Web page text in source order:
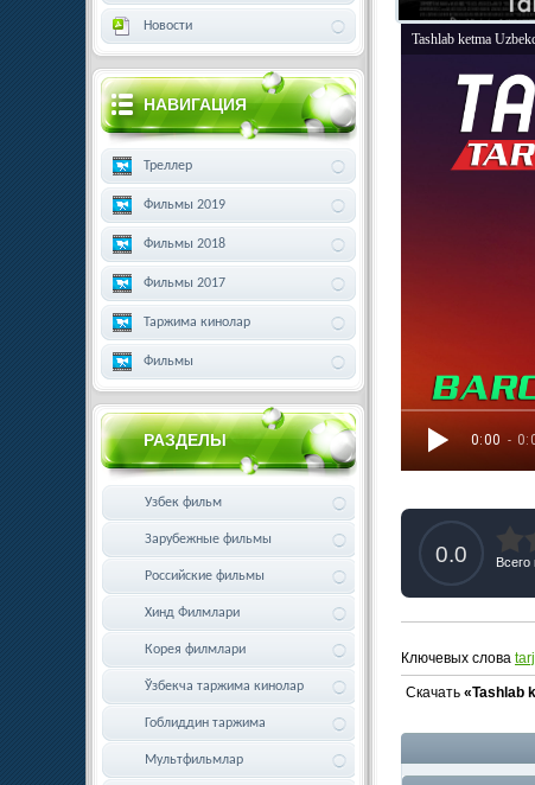
0:00 -
Tashlab ketma
0.0 Всего
Ключевых слова
Скачать «Tashlab
Новости
НАВИГАЦИЯ
Треллер
Фильмы 2019
Фильмы 2018
Фильмы 2017
Таржима кинолар
Фильмы
РАЗДЕЛЫ
Узбек фильм
Зарубежные фильмы
Российские фильмы
Хинд Филмлари
Корея филмлари
Ўзбекча таржима кинолар
Гоблиддин таржима
Мультфильмлар